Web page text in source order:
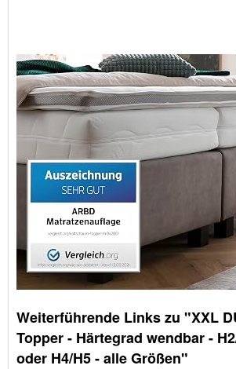
Weiterführende Links zu "XXL
Topper - Härtegrad wendbar -
oder H4/H5 - alle Größen"